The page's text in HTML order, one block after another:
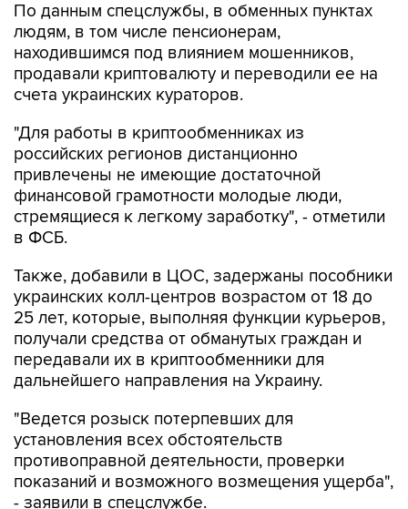
По данным спецслужбы, в обменных пунктах
людям, в том числе пенсионерам,
находившимся под влиянием мошенников,
продавали криптовалюту и переводили ее на
счета украинских кураторов.
"Для работы в криптообменниках из
российских регионов дистанционно
привлечены не имеющие достаточной
финансовой грамотности молодые люди,
стремящиеся к легкому заработку", - отметили
в ФСБ.
Также, добавили в ЦОС, задержаны пособники
украинских колл-центров возрастом от 18 до
25 лет, которые, выполняя функции курьеров,
получали средства от обманутых граждан и
передавали их в криптообменники для
дальнейшего направления на Украину.
"Ведется розыск потерпевших для
установления всех обстоятельств
противоправной деятельности, проверки
показаний и возможного возмещения ущерба",
- заявили в спецслужбе.